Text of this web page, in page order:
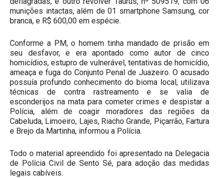
munições intactas, além de 01 smartphone Samsung, cor
branca, e R$ 600,00 em espécie.
Conforme a PM, o homem tinha mandado de prisão em
seu desfavor, e era apontado como autor de cinco
homicídios, estupro de vulnerável, tentativas de homicídio,
ameaça e fuga do Conjunto Penal de Juazeiro. O acusado
possuía profundo conhecimento do bioma local, utilizava
técnicas de contra rastreamento e se valia de
esconderijos na mata para cometer crimes e despistar a
Polícia, além de coagir moradores das regiões da
Cabeluda, Limoeiro, Lajes, Riacho Grande, Piçarrão, Fartura
e Brejo da Martinha, informou a Polícia.
Todo o material apreendido foi apresentado na Delegacia
de Polícia Civil de Sento Sé, para adoção das medidas
legais cabíveis.